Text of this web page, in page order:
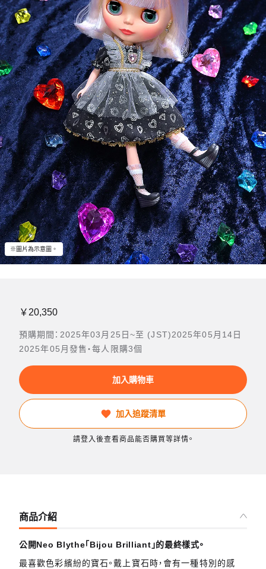
※圖片為示意圖。
￥20,350
預購期間：2025年03月25日~至 (JST)2025年05月14日
2025年05月發售・每人限購3個
加入購物車
加入追蹤清單
請登入後查看商品能否購買等詳情。
商品介紹
公開Neo Blythe「Bijou Brilliant」的最終樣式。
最喜歡色彩繽紛的寶石。戴上寶石時，會有一種特別的感